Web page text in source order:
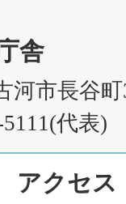
舎
河市長谷
代表)
アクセス